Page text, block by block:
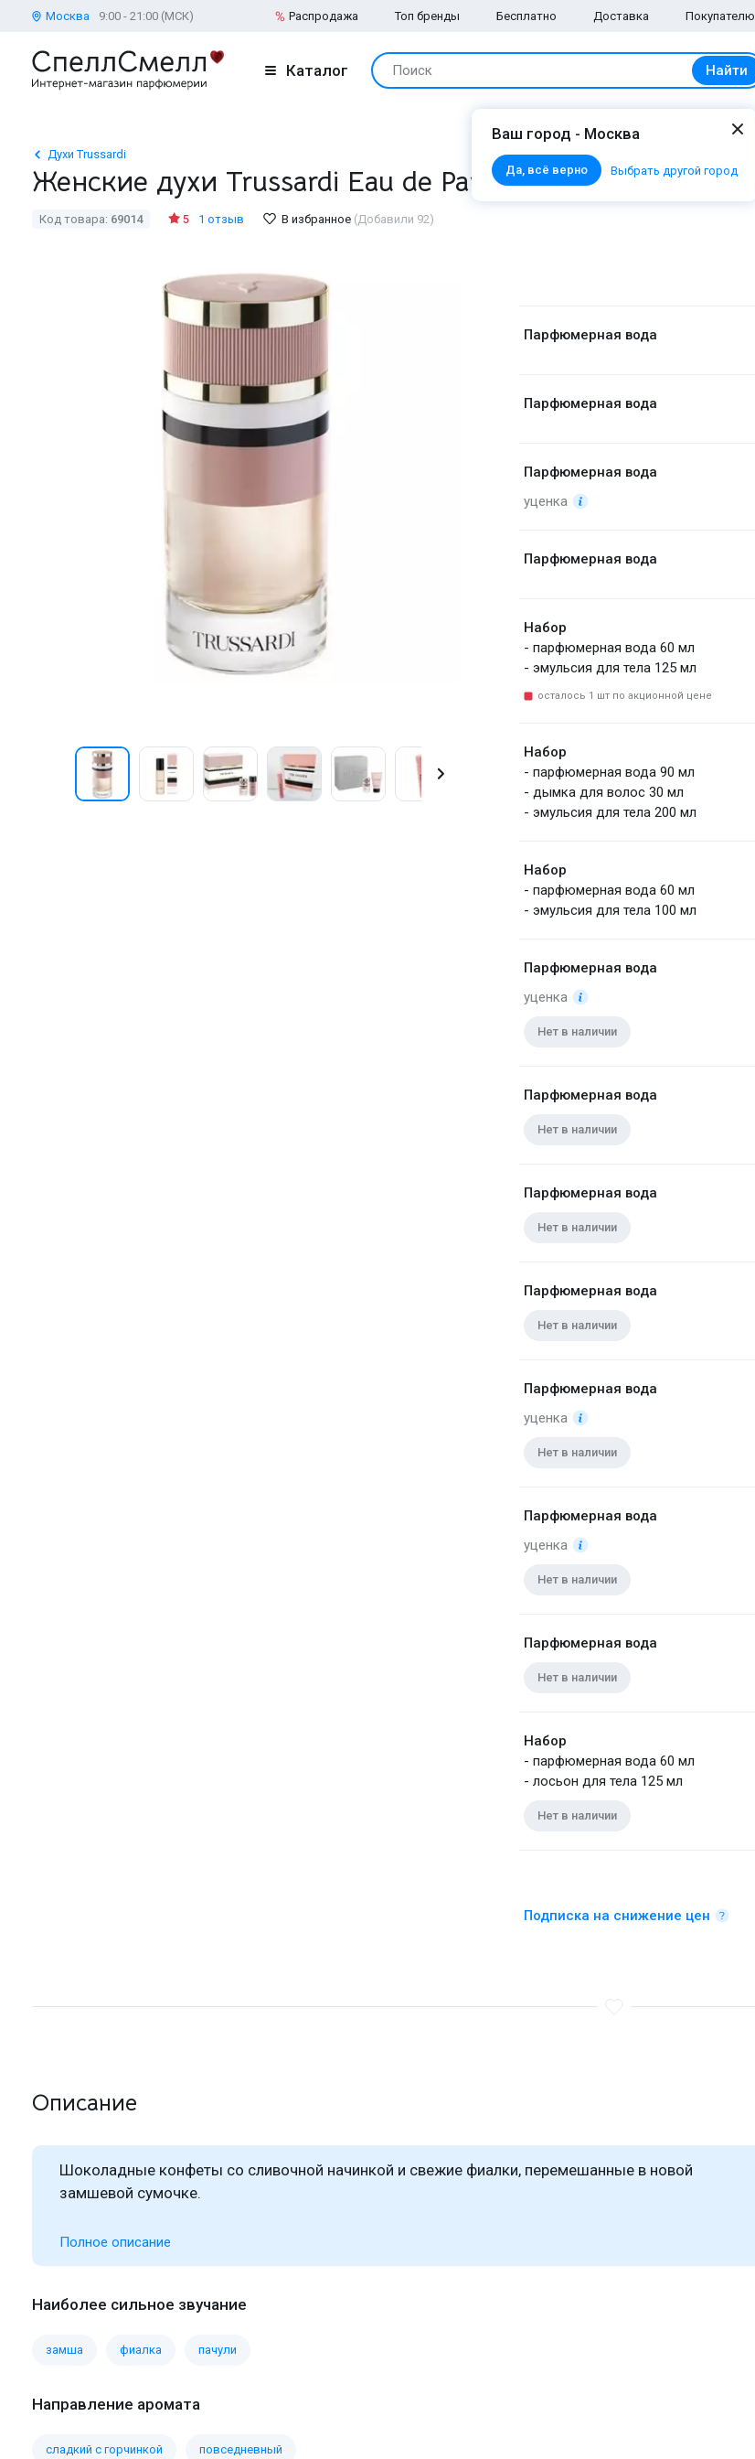
Москва 9:00 - 21:00 (МСК) Распродажа Топ бренды Бесплатно Доставка Покупателю
Каталог Поиск Найти
Ваш город - Москва
Да, всё верно Выбрать другой город
Духи Trussardi
Женские духи Trussardi Eau de Parfum
Код товара: 69014 5 1 отзыв В избранное (Добавили 92)
Парфюмерная вода
Парфюмерная вода
Парфюмерная вода
уценка
Парфюмерная вода
Набор
- парфюмерная вода 60 мл
- эмульсия для тела 125 мл
осталось 1 шт по акционной цене
Набор
- парфюмерная вода 90 мл
- дымка для волос 30 мл
- эмульсия для тела 200 мл
Набор
- парфюмерная вода 60 мл
- эмульсия для тела 100 мл
Парфюмерная вода
уценка
Нет в наличии
Парфюмерная вода
Нет в наличии
Парфюмерная вода
Нет в наличии
Парфюмерная вода
Нет в наличии
Парфюмерная вода
уценка
Нет в наличии
Парфюмерная вода
уценка
Нет в наличии
Парфюмерная вода
Нет в наличии
Набор
- парфюмерная вода 60 мл
- лосьон для тела 125 мл
Нет в наличии
Подписка на снижение цен
Описание
Шоколадные конфеты со сливочной начинкой и свежие фиалки, перемешанные в новой
замшевой сумочке.
Полное описание
Наиболее сильное звучание
замша фиалка пачули
Направление аромата
сладкий с горчинкой повседневный